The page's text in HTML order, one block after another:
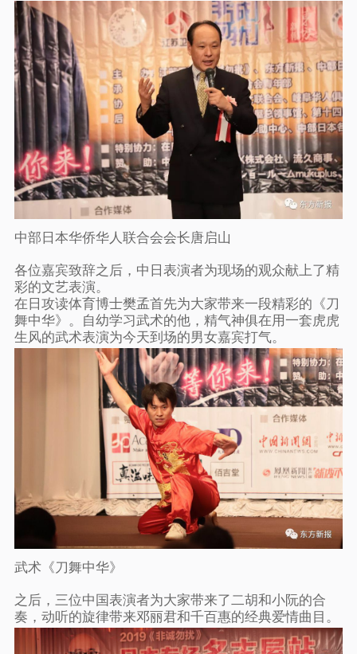
中部日本华侨华人联合会会长唐启山
各位嘉宾致辞之后，中日表演者为现场的观众献上了精
彩的文艺表演。
在日攻读体育博士樊孟首先为大家带来一段精彩的《刀
舞中华》。自幼学习武术的他，精气神俱在用一套虎虎
生风的武术表演为今天到场的男女嘉宾打气。
武术《刀舞中华》
之后，三位中国表演者为大家带来了二胡和小阮的合
奏，动听的旋律带来邓丽君和千百惠的经典爱情曲目。